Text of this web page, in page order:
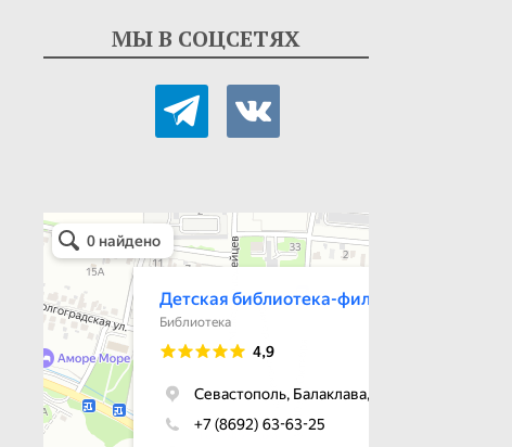
МЫ В СОЦСЕТЯХ
telegram vkontakte
Детская библиотека-филиал № 9
Библиотека в Севастополе